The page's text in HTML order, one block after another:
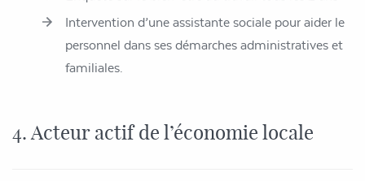
Intervention d’une assistante sociale pour aider le
personnel dans ses démarches administratives et
familiales.
4. Acteur actif de l’économie locale